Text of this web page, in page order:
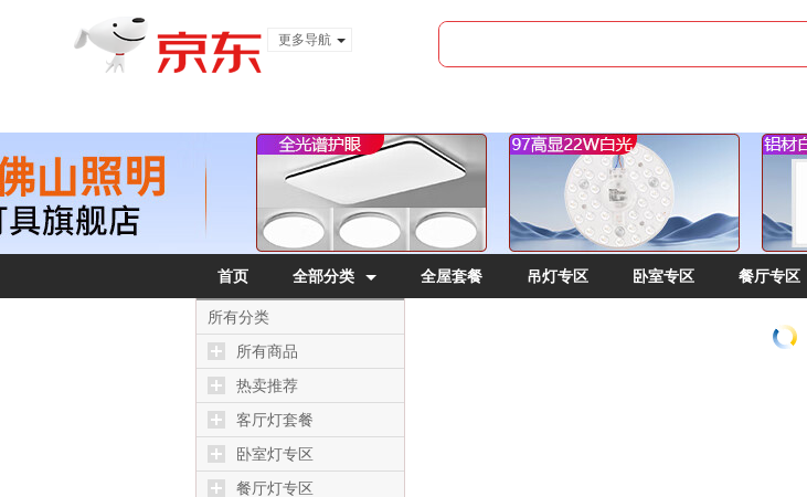
更多导航
首页 全部分类 全屋套餐 吊灯专区 卧室专区 餐厅专区
所有分类
所有商品
热卖推荐
客厅灯套餐
卧室灯专区
餐厅灯专区